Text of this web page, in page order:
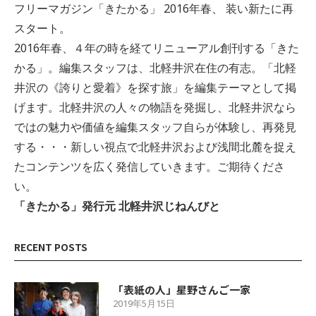
フリーマガジン「きたかる」 2016年春、 装い新たに再
スタート。
2016年春、４年の時を経てリニューアル創刊する「きた
かる」。編集スタッフは、北軽井沢在住の有志。「北軽
井沢の《誇りと愛着》を探す旅」を編集テーマとして掲
げます。北軽井沢の人々の物語を発掘し、北軽井沢なら
ではの魅力や価値を編集スタッフ自らが体験し、再発見
する・・・新しい視点で北軽井沢および浅間北麓を捉え
たコンテンツを広く発信していきます。ご期待くださ
い。
「きたかる」発行元 北軽井沢じねんびと
RECENT POSTS
「表紙の人」星野さんご一家
2019年5月15日